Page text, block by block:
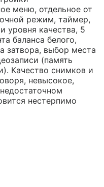
меню, отдельное от
режим, таймер,
уровня качества, 5
баланса белого,
затвора, выбор места
(память
Качество снимков и
невысокое,
нестерпимо